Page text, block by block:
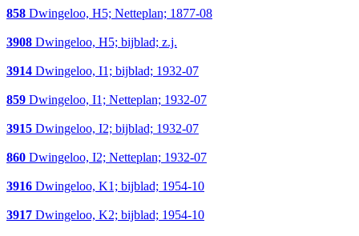
858 Dwingeloo, H5; Netteplan; 1877-08
3908 Dwingeloo, H5; bijblad; z.j.
3914 Dwingeloo, I1; bijblad; 1932-07
859 Dwingeloo, I1; Netteplan; 1932-07
3915 Dwingeloo, I2; bijblad; 1932-07
860 Dwingeloo, I2; Netteplan; 1932-07
3916 Dwingeloo, K1; bijblad; 1954-10
3917 Dwingeloo, K2; bijblad; 1954-10